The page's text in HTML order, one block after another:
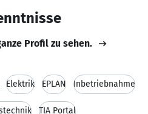
Profil zu sehen.
Elektrik EPLAN Inbetriebnahme
TIA Portal